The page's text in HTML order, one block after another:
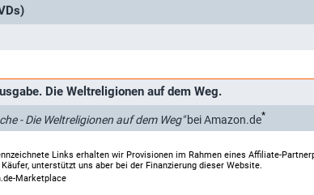
Die Weltreligionen auf dem Weg.
- Die Weltreligionen auf dem Weg"bei Amazon.de*
Links erhalten wir Provisionen im Rahmen eines Affiliate-
unterstützt uns aber bei der Finanzierung dieser Website.
Marketplace